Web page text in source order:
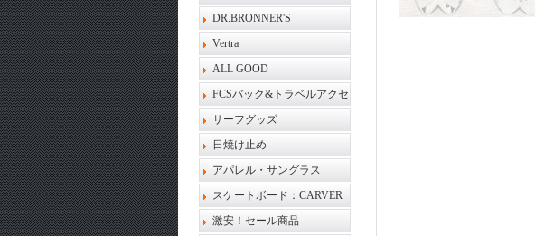
DR.BRONNER'S
Vertra
ALL GOOD
FCSバック&トラベルアクセ
サーフグッズ
日焼け止め
アパレル・サングラス
スケートボード：CARVER
激安！セール商品